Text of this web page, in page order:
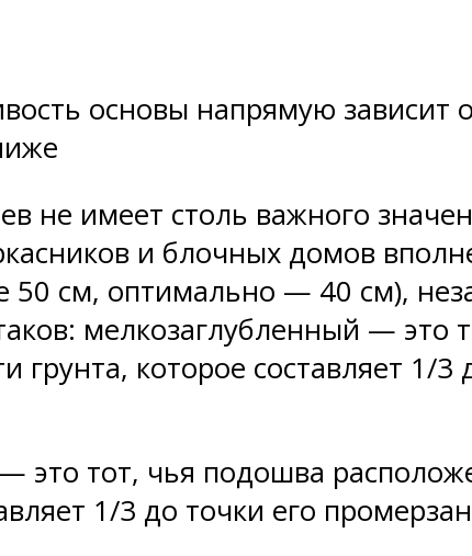
основы напрямую зависит
не имеет столь важного
и блочных домов
см, оптимально — 40 см),
мелкозаглубленный — это
которое составляет 1/3
это тот, чья подошва
1/3 до точки его